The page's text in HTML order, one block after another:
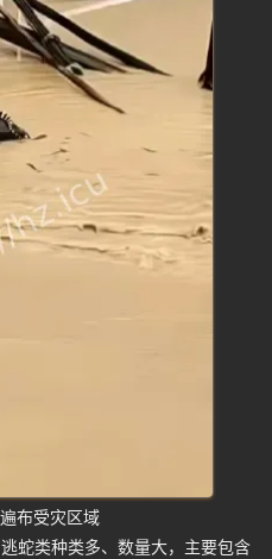
布受灾区域
蛇类种类多、数量大，主要包含